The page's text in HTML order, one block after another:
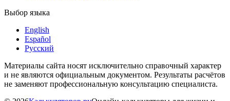
Выбор языка
English
Español
Русский
Материалы сайта носят исключительно справочный характер
и не являются официальным документом. Результаты расчётов
не заменяют профессиональную консультацию специалиста.